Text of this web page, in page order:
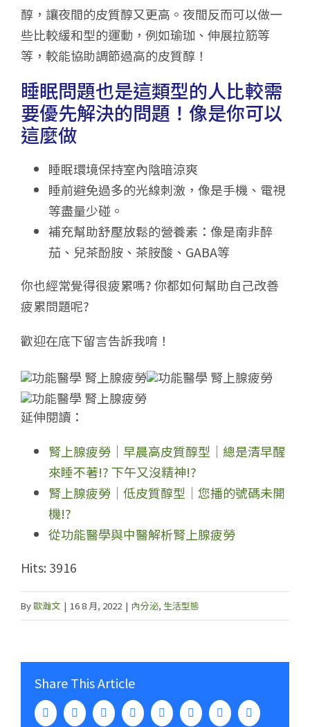
醇，讓夜間的皮質醇又更高。夜間反而可以做一
些比較緩和型的運動，例如瑜珈、伸展拉筋等
等，較能協助調節過高的皮質醇！
睡眠問題也是這類型的人比較需
要優先解決的問題！像是你可以
這麼做
睡眠環境保持室內陰暗涼爽
睡前避免過多的光線刺激，像是手機、電視
等盡量少碰。
補充幫助舒壓放鬆的營養素：像是南非醉
茄、兒茶酚胺、茶胺酸、GABA等
你也經常覺得很疲累嗎? 你都如何幫助自己改善
疲累問題呢?
歡迎在底下留言告訴我唷！
延伸閱讀：
腎上腺疲勞│早晨高皮質醇型│總是清早醒
來睡不著!? 下午又沒精神!?
腎上腺疲勞│低皮質醇型│您播的號碼未開
機!?
從功能醫學與中醫解析腎上腺疲勞
Hits: 3916
By歐瀚文 | 16 8 月, 2022 | 內分泌, 生活型態
Share This Article
FacebookTwitter LinkedInWhatsAppTumblr PinterestVk Email: